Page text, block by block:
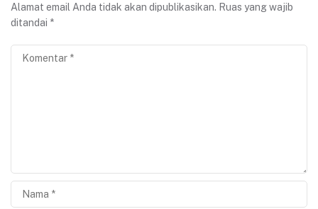
Alamat email Anda tidak akan dipublikasikan. Ruas yang wajib
ditandai *